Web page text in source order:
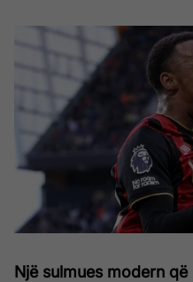
Një sulmues modern